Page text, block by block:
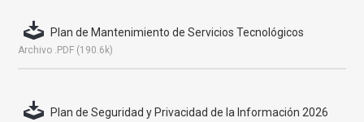
Plan de Mantenimiento de Servicios Tecnológicos
Archivo .PDF (190.6k)
Plan de Seguridad y Privacidad de la Información 2026